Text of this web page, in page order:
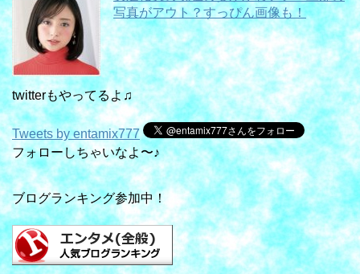
写真がアウト？すっぴん画像も！
twitterもやってるよ♫
Tweets by entamix777
フォローしちゃいなよ〜♪
ブログランキング参加中！